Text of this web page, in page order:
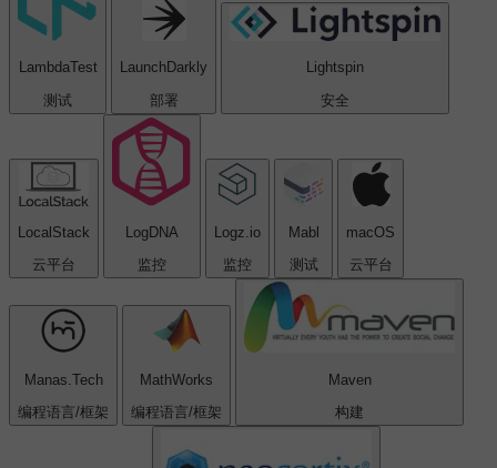
LambdaTest
测试
LaunchDarkly
部署
Lightspin
安全
LocalStack
云平台
LogDNA
监控
Logz.io
监控
Mabl
测试
macOS
云平台
Manas.Tech
编程语言/框架
MathWorks
编程语言/框架
Maven
构建